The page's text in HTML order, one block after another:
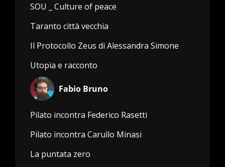
SOU _ Culture of peace
Taranto città vecchia
Il Protocollo Zeus di Alessandra Simone
Utopia e racconto
Fabio Bruno
Pilato incontra Federico Rasetti
Pilato incontra Carullo Minasi
La puntata zero